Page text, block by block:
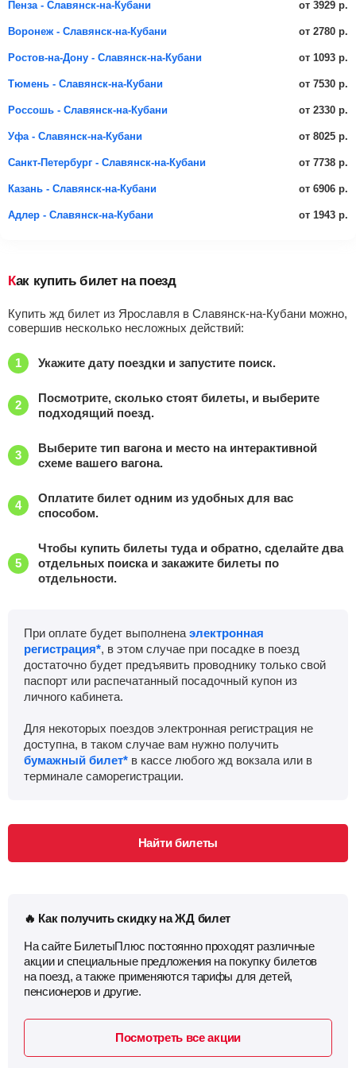
Пенза - Славянск-на-Кубани от 3929 р.
Воронеж - Славянск-на-Кубани от 2780 р.
Ростов-на-Дону - Славянск-на-Кубани от 1093 р.
Тюмень - Славянск-на-Кубани от 7530 р.
Россошь - Славянск-на-Кубани от 2330 р.
Уфа - Славянск-на-Кубани от 8025 р.
Санкт-Петербург - Славянск-на-Кубани от 7738 р.
Казань - Славянск-на-Кубани от 6906 р.
Адлер - Славянск-на-Кубани от 1943 р.
Как купить билет на поезд
Купить жд билет из Ярославля в Славянск-на-Кубани можно,
совершив несколько несложных действий:
Укажите дату поездки и запустите поиск.
Посмотрите, сколько стоят билеты, и выберите
подходящий поезд.
Выберите тип вагона и место на интерактивной
схеме вашего вагона.
Оплатите билет одним из удобных для вас
способом.
Чтобы купить билеты туда и обратно, сделайте два
отдельных поиска и закажите билеты по
отдельности.
При оплате будет выполнена электронная
регистрация*, в этом случае при посадке в поезд
достаточно будет предъявить проводнику только свой
паспорт или распечатанный посадочный купон из
личного кабинета.
Для некоторых поездов электронная регистрация не
доступна, в таком случае вам нужно получить
бумажный билет* в кассе любого жд вокзала или в
терминале саморегистрации.
Найти билеты
🔥 Как получить скидку на ЖД билет
На сайте БилетыПлюс постоянно проходят различные
акции и специальные предложения на покупку билетов
на поезд, а также применяются тарифы для детей,
пенсионеров и другие.
Посмотреть все акции